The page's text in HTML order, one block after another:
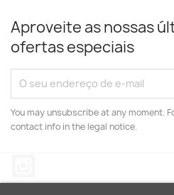
Aproveite as nossas
ofertas especiais
You may unsubscribe at any moment.
contact info in the legal notice.